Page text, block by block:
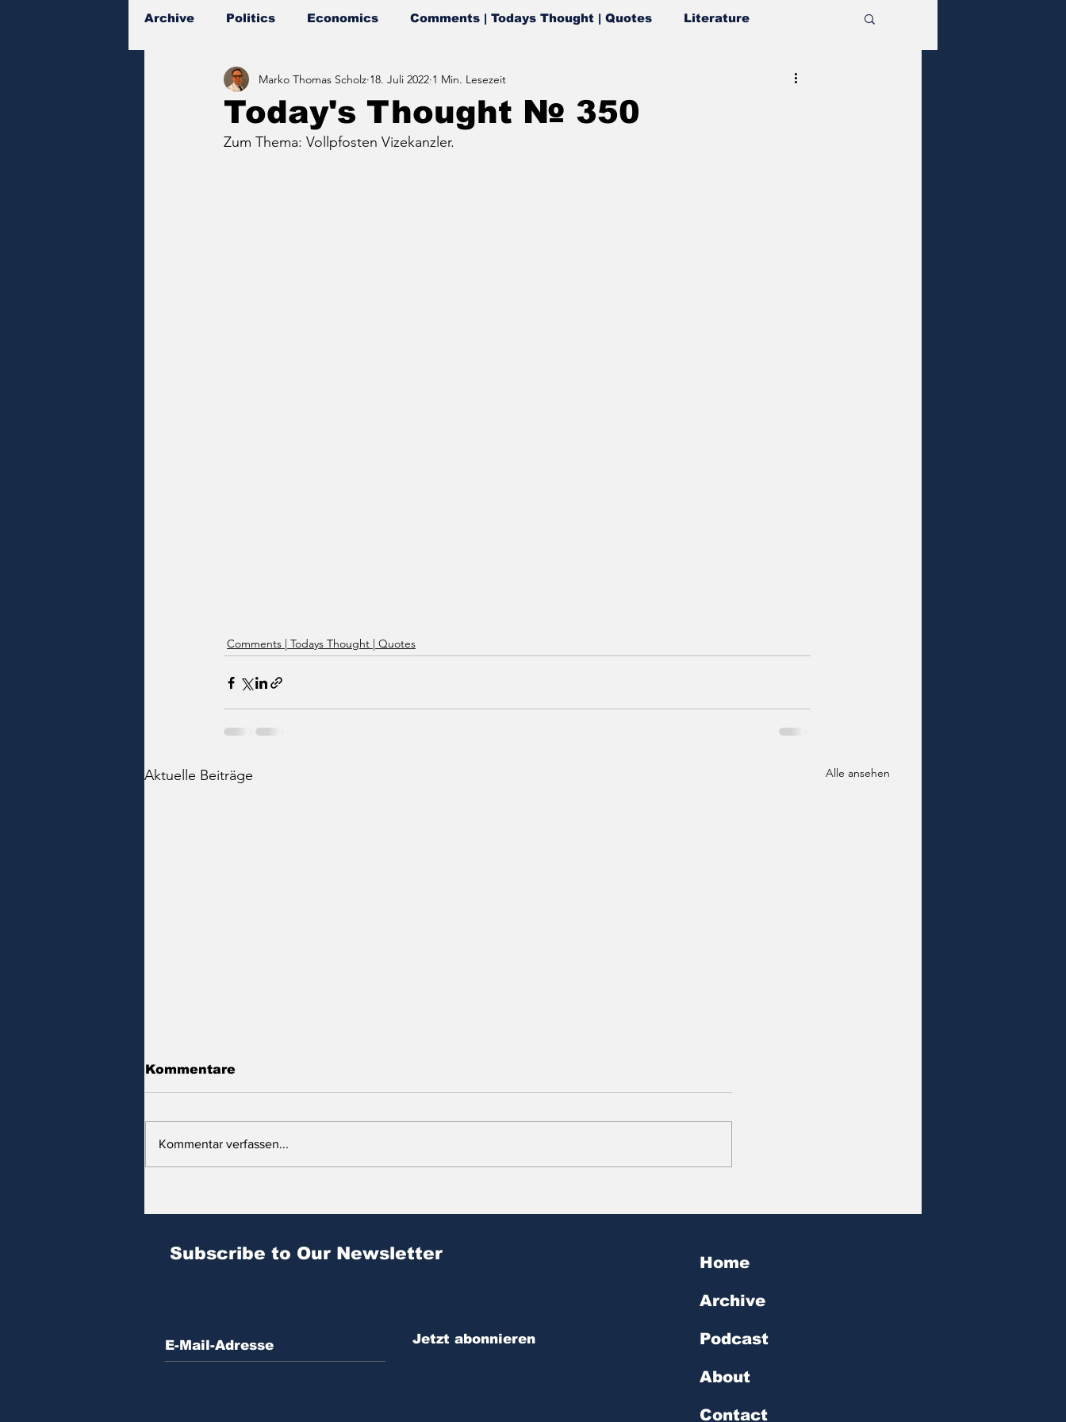
Archive Politics Economics Comments | Todays Thought | Quotes Literature
Documents
Today's Thought № 350
Marko Thomas Scholz 18. Juli 2022 1 Min. Lesezeit
Zum Thema: Vollpfosten Vizekanzler.
Comments | Todays Thought | Quotes
Aktuelle Beiträge Alle ansehen
Kommentare
Kommentar verfassen...
Subscribe to Our Newsletter
Jetzt abonnieren
Home
Archive
Podcast
About
Contact